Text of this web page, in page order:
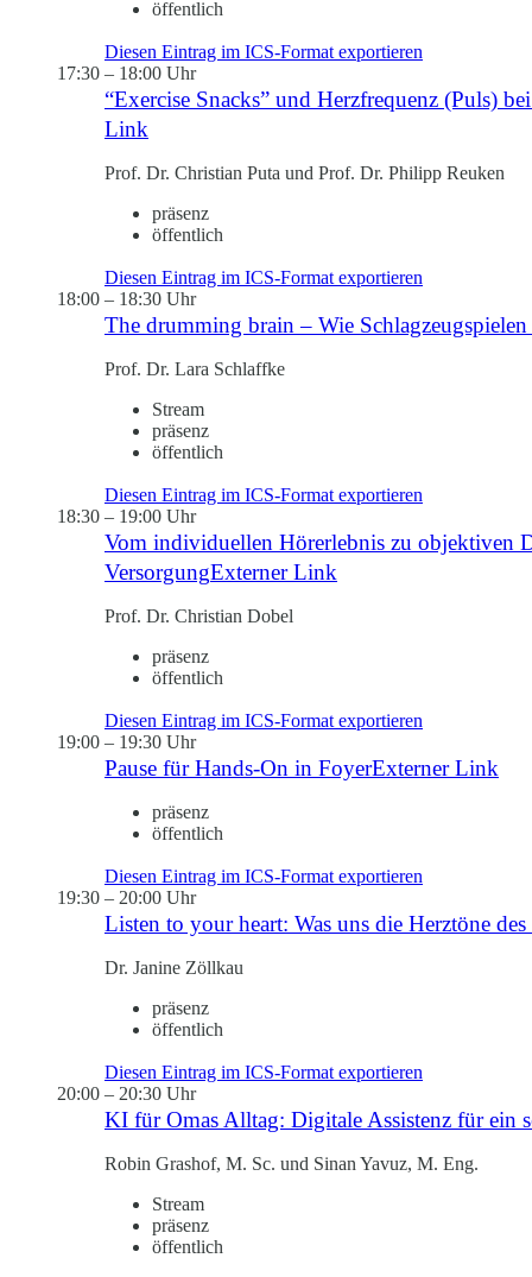
öffentlich
Diesen Eintrag im ICS-Format exportieren
17:30 – 18:00 Uhr
“Exercise Snacks” und Herzfrequenz (Puls)
Link
Prof. Dr. Christian Puta und Prof. Dr. Philipp Reuken
präsenz
öffentlich
Diesen Eintrag im ICS-Format exportieren
18:00 – 18:30 Uhr
The drumming brain – Wie
Prof. Dr. Lara Schlaffke
Stream
präsenz
öffentlich
Diesen Eintrag im ICS-Format exportieren
18:30 – 19:00 Uhr
Vom individuellen Hörerlebnis zu objektiven
VersorgungExterner Link
Prof. Dr. Christian Dobel
präsenz
öffentlich
Diesen Eintrag im ICS-Format exportieren
19:00 – 19:30 Uhr
Pause für Hands-On in FoyerExterner Link
präsenz
öffentlich
Diesen Eintrag im ICS-Format exportieren
19:30 – 20:00 Uhr
Listen to your heart: Was uns die Herztöne
Dr. Janine Zöllkau
präsenz
öffentlich
Diesen Eintrag im ICS-Format exportieren
20:00 – 20:30 Uhr
KI für Omas Alltag: Digitale Assistenz für ein
Robin Grashof, M. Sc. und Sinan Yavuz, M. Eng.
Stream
präsenz
öffentlich